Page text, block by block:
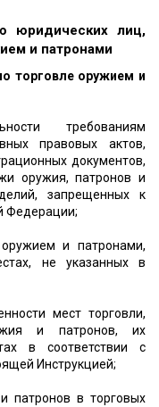
юридических лиц,
и патронами
торговле оружием и
требованиям
правовых актов,
документов,
оружия, патронов и
запрещенных к
Федерации;
и патронами,
не указанных в
мест торговли,
и патронов, их
в соответствии с
Инструкцией;
патронов в торговых